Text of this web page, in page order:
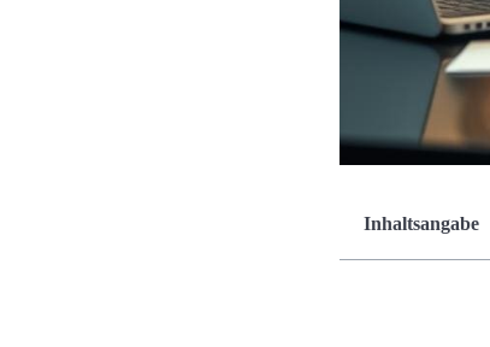
Inhaltsangabe